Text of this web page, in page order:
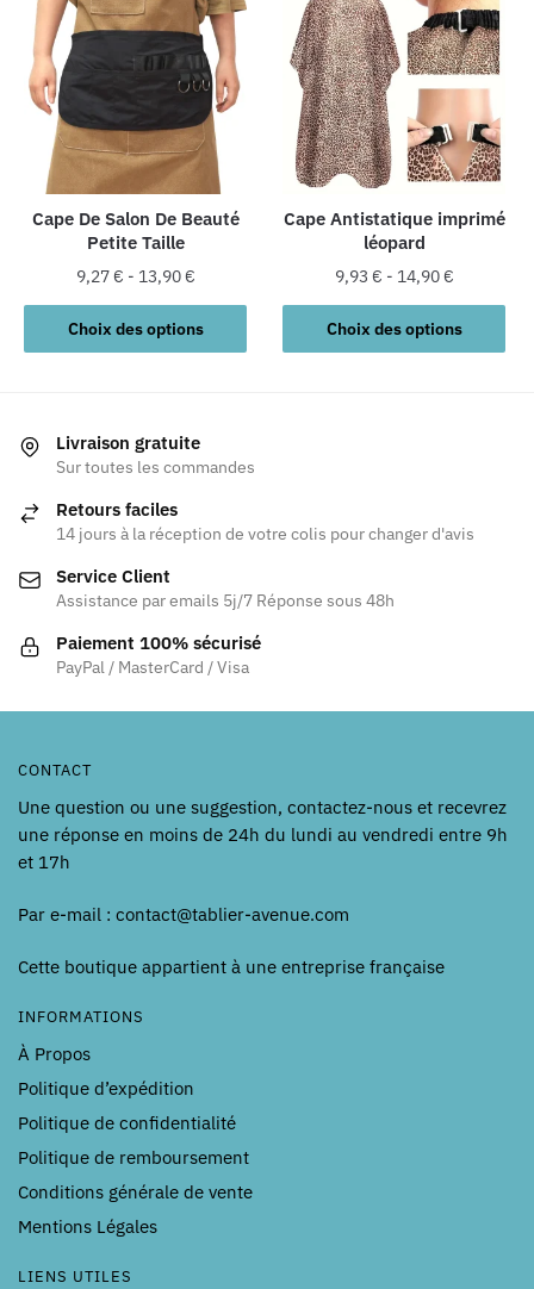
variations.
options
peuvent
être
choisies
sur
la
page
du
produit
variations.
Les
options
peuvent
être
choisies
sur
la
page
du
produit
Cape De Salon De Beauté
Petite Taille
9,27€ - 13,90€
Choix des options
Ce
produit
variations.
Les
peuvent
choisies
sur
la
page
Cape Antistatique imprimé
léopard
9,93 € - 14,90€
Choix des options
Ce
produit
être
sur
Livraison gratuite
Sur toutes les commandes
Retours faciles
14 jours à la réception de votre colis pour changer d'avis
Service Client
Assistance par emails 5j/7 Réponse sous 48h
Paiement 100% sécurisé
PayPal / MasterCard / Visa
CONTACT
Une question ou une suggestion, contactez-nous et recevrez
une réponse en moins de 24h du lundi au vendredi entre 9h
et 17h
Par e-mail : contact@tablier-avenue.com
Cette boutique appartient à une entreprise française
INFORMATIONS
À Propos
Politique d’expédition
Politique de confidentialité
Politique de remboursement
Conditions générale de vente
Mentions Légales
LIENS UTILES